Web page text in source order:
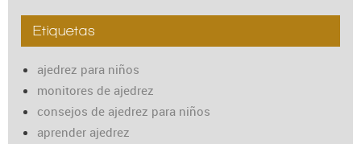
Etiquetas
ajedrez para niños
monitores de ajedrez
consejos de ajedrez para niños
aprender ajedrez